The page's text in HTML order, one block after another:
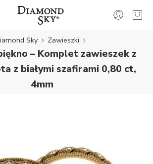
Sky Zawieszki
– Komplet zawieszek z
z białymi szafirami 0,80 ct,
4mm